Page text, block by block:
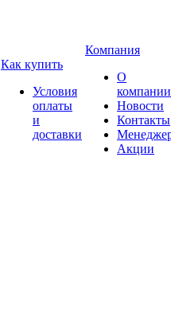
Как купить
Условия
оплаты
и
доставки
Компания
О
компании
Новости
Контакты
Акции